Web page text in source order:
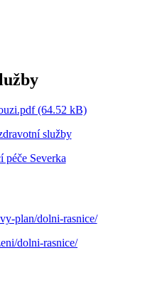
(64.52 kB)
služby
péče Severka
plan/dolni-rasnice/
dolni-rasnice/